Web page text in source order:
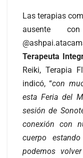
Las terapias
ausente
Terapeuta
Reiki, Terapia
indicó, “con
esta Feria del
sesión de
conexión con
cuerpo
podemos